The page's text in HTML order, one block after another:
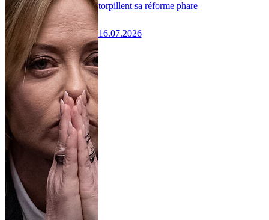
torpillent sa réforme phare
16.07.2026